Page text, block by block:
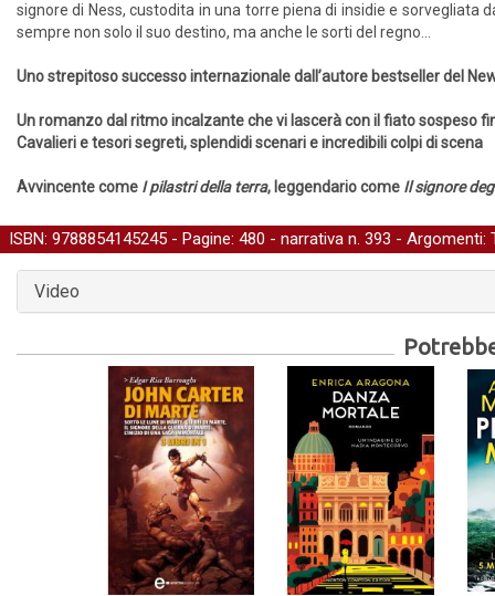
signore di Ness, custodita in una torre piena di insidie e sorvegliata
sempre non solo il suo destino, ma anche le sorti del regno…
Uno strepitoso successo internazionale dall’autore bestseller del
Un romanzo dal ritmo incalzante che vi lascerà con il fiato sospeso
Cavalieri e tesori segreti, splendidi scenari e incredibili colpi di scena
Avvincente come I pilastri della terra, leggendario come Il signore
ISBN: 9788854145245 - Pagine: 480 - narrativa n. 393 - Argomenti:
Video